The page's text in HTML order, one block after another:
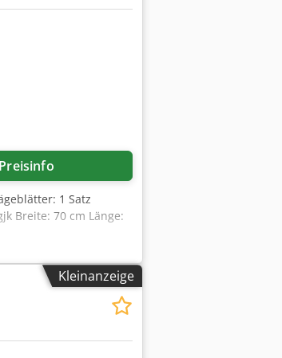
Preisinfo
1 Satz
Breite: 70 cm Länge:
Kleinanzeige